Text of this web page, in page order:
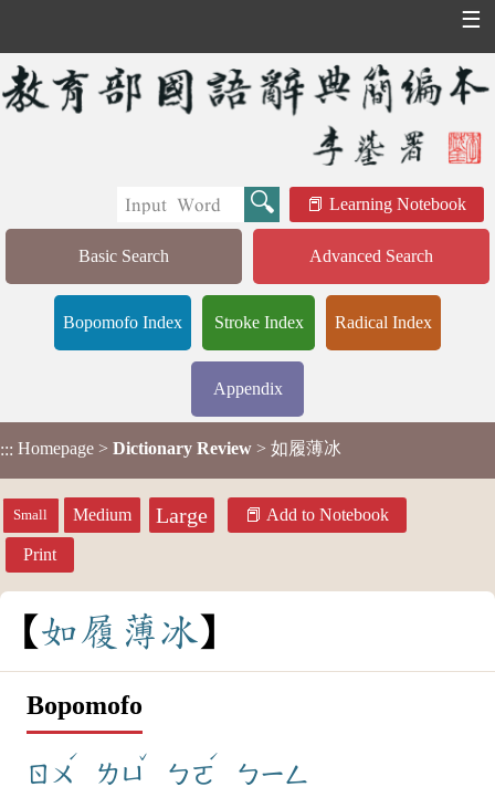
☰
Learning Notebook
Basic Search Advanced Search
Bopomofo Index Stroke Index Radical Index
Appendix
::: Homepage > Dictionary Review > 如履薄冰
Small Medium Large Add to Notebook
Print
如履 薄冰
Bopomofo
ㄖㄨ
ˊ
ㄌㄩ
ˇ
ㄅㄛ
ˊ
ㄅㄧㄥ